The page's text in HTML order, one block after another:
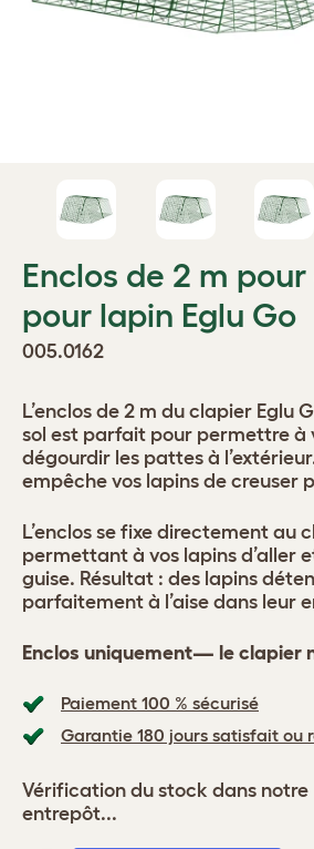
Enclos de 2 m
pour lapin Eglu Go
005.0162
Paiement 100 % sécurisé
Garantie 180 jours satisfait ou
Vérification du stock dans notre
entrepôt...
L’enclos de 2 m du clapier Eglu
sol est parfait pour permettre à
dégourdir les pattes à
empêche vos lapins de creuser
L’enclos se fixe directement au
permettant à vos lapins d’aller
guise. Résultat : des lapins
parfaitement à l’aise dans leur
Enclos uniquement— le clapier